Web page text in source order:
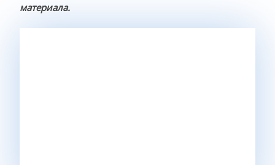
материала.